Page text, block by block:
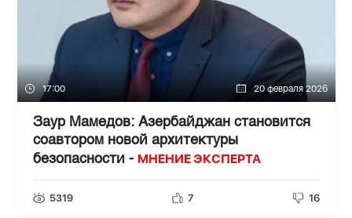
17:00 20 февраля 2026
Заур Мамедов: Азербайджан становится
соавтором новой архитектуры
безопасности - МНЕНИЕ ЭКСПЕРТА
5319 7 16